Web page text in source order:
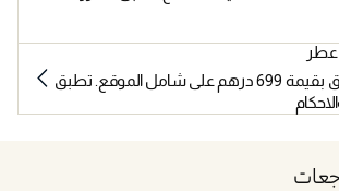
عطر
عند التسوق بقيمة 699 درهم على شامل الموقع. تطبق